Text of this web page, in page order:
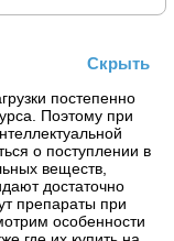
постепенно
Поэтому при
о поступлении в
веществ,
достаточно
препараты при
особенности
Скрыть